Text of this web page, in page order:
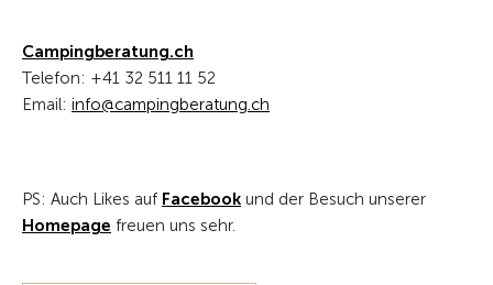
Campingberatung.ch
Telefon: +41 32 511 11 52
Email: nf c mp ngb r t ng ch
PS: Auch Likes auf Facebook und der Besuch unserer
Homepage freuen uns sehr.